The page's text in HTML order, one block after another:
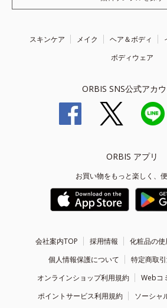
スキンケア メイク ヘア＆ボディ
ボディウェア
ORBIS SNS公式アカ
ORBIS アプリ
お買い物をもっと楽しく、
会社案内TOP 採用情報
化粧品の
個人情報保護について
特定商取
オンラインショップ利用規約
Webコ
ポイントサービス利用規約
ソーシャ